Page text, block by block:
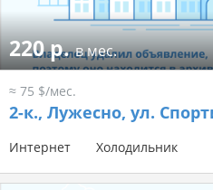
220 р.в мес.
≈ 75 $/мес.
2-к., Лужесно, ул.
Интернет Холодильник